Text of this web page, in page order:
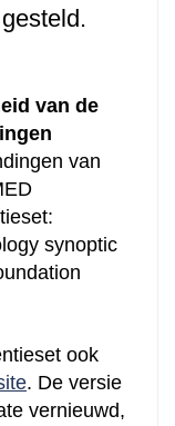
van de
van
synoptic
ook
. De versie
vernieuwd,